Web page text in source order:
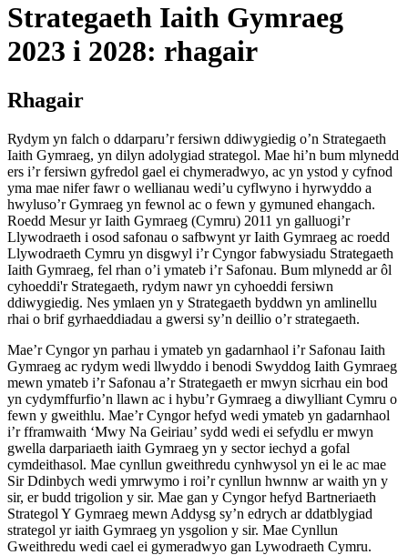
Strategaeth Iaith Gymraeg
2023 i 2028: rhagair
Rhagair
Rydym yn falch o ddarparu’r fersiwn ddiwygiedig o’n Strategaeth
Iaith Gymraeg, yn dilyn adolygiad strategol. Mae hi’n bum mlynedd
ers i’r fersiwn gyfredol gael ei chymeradwyo, ac yn ystod y cyfnod
yma mae nifer fawr o wellianau wedi’u cyflwyno i hyrwyddo a
hwyluso’r Gymraeg yn fewnol ac o fewn y gymuned ehangach.
Roedd Mesur yr Iaith Gymraeg (Cymru) 2011 yn galluogi’r
Llywodraeth i osod safonau o safbwynt yr Iaith Gymraeg ac roedd
Llywodraeth Cymru yn disgwyl i’r Cyngor fabwysiadu Strategaeth
Iaith Gymraeg, fel rhan o’i ymateb i’r Safonau. Bum mlynedd ar ôl
cyhoeddi'r Strategaeth, rydym nawr yn cyhoeddi fersiwn
ddiwygiedig. Nes ymlaen yn y Strategaeth byddwn yn amlinellu
rhai o brif gyrhaeddiadau a gwersi sy’n deillio o’r strategaeth.
Mae’r Cyngor yn parhau i ymateb yn gadarnhaol i’r Safonau Iaith
Gymraeg ac rydym wedi llwyddo i benodi Swyddog Iaith Gymraeg
mewn ymateb i’r Safonau a’r Strategaeth er mwyn sicrhau ein bod
yn cydymffurfio’n llawn ac i hybu’r Gymraeg a diwylliant Cymru o
fewn y gweithlu. Mae’r Cyngor hefyd wedi ymateb yn gadarnhaol
i’r fframwaith ‘Mwy Na Geiriau’ sydd wedi ei sefydlu er mwyn
gwella darpariaeth iaith Gymraeg yn y sector iechyd a gofal
cymdeithasol. Mae cynllun gweithredu cynhwysol yn ei le ac mae
Sir Ddinbych wedi ymrwymo i roi’r cynllun hwnnw ar waith yn y
sir, er budd trigolion y sir. Mae gan y Cyngor hefyd Bartneriaeth
Strategol Y Gymraeg mewn Addysg sy’n edrych ar ddatblygiad
strategol yr iaith Gymraeg yn ysgolion y sir. Mae Cynllun
Gweithredu wedi cael ei gymeradwyo gan Lywodraeth Cymru.